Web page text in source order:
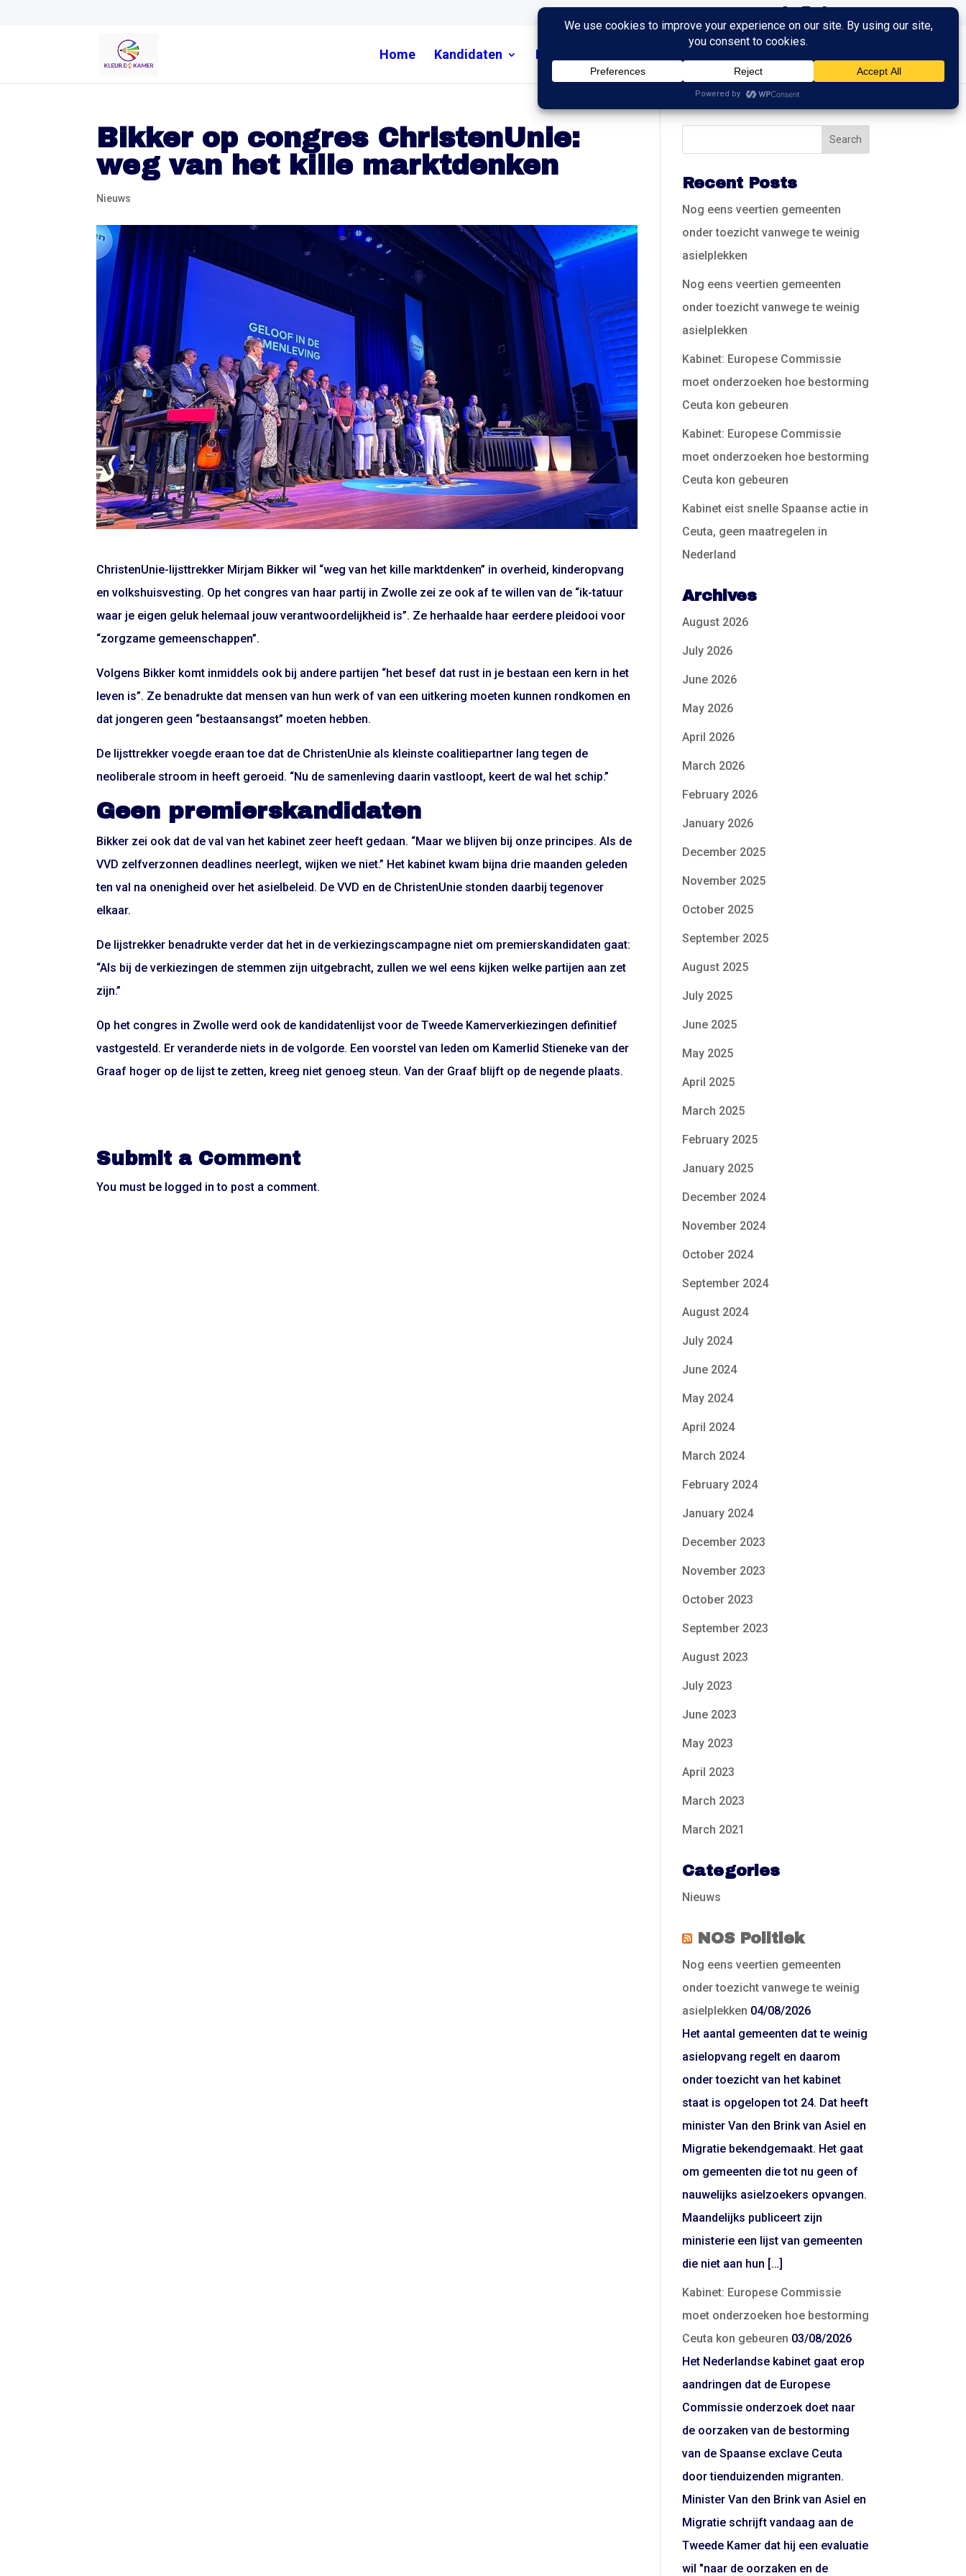
Home Kandidaten Nieuws
Bikker op congres ChristenUnie:
weg van het kille marktdenken
Nieuws
ChristenUnie-lijsttrekker Mirjam Bikker wil “weg van het kille marktdenken” in overheid, kinderopvang
en volkshuisvesting. Op het congres van haar partij in Zwolle zei ze ook af te willen van de “ik-tatuur
waar je eigen geluk helemaal jouw verantwoordelijkheid is”. Ze herhaalde haar eerdere pleidooi voor
“zorgzame gemeenschappen”.
Volgens Bikker komt inmiddels ook bij andere partijen “het besef dat rust in je bestaan een kern in het
leven is”. Ze benadrukte dat mensen van hun werk of van een uitkering moeten kunnen rondkomen en
dat jongeren geen “bestaansangst” moeten hebben.
De lijsttrekker voegde eraan toe dat de ChristenUnie als kleinste coalitiepartner lang tegen de
neoliberale stroom in heeft geroeid. “Nu de samenleving daarin vastloopt, keert de wal het schip.”
Geen premierskandidaten
Bikker zei ook dat de val van het kabinet zeer heeft gedaan. “Maar we blijven bij onze principes. Als de
VVD zelfverzonnen deadlines neerlegt, wijken we niet.” Het kabinet kwam bijna drie maanden geleden
ten val na onenigheid over het asielbeleid. De VVD en de ChristenUnie stonden daarbij tegenover
elkaar.
De lijstrekker benadrukte verder dat het in de verkiezingscampagne niet om premierskandidaten gaat:
“Als bij de verkiezingen de stemmen zijn uitgebracht, zullen we wel eens kijken welke partijen aan zet
zijn.”
Op het congres in Zwolle werd ook de kandidatenlijst voor de Tweede Kamerverkiezingen definitief
vastgesteld. Er veranderde niets in de volgorde. Een voorstel van leden om Kamerlid Stieneke van der
Graaf hoger op de lijst te zetten, kreeg niet genoeg steun. Van der Graaf blijft op de negende plaats.
Submit a Comment
You must be logged in to post a comment.
Recent Posts
Nog eens veertien gemeenten
onder toezicht vanwege te weinig
asielplekken
Nog eens veertien gemeenten
onder toezicht vanwege te weinig
asielplekken
Kabinet: Europese Commissie
moet onderzoeken hoe bestorming
Ceuta kon gebeuren
Kabinet: Europese Commissie
moet onderzoeken hoe bestorming
Ceuta kon gebeuren
Kabinet eist snelle Spaanse actie in
Ceuta, geen maatregelen in
Nederland
Archives
August 2026
July 2026
June 2026
May 2026
April 2026
March 2026
February 2026
January 2026
December 2025
November 2025
October 2025
September 2025
August 2025
July 2025
June 2025
May 2025
April 2025
March 2025
February 2025
January 2025
December 2024
November 2024
October 2024
September 2024
August 2024
July 2024
June 2024
May 2024
April 2024
March 2024
February 2024
January 2024
December 2023
November 2023
October 2023
September 2023
August 2023
July 2023
June 2023
May 2023
April 2023
March 2023
March 2021
Categories
Nieuws
NOS Politiek
Nog eens veertien gemeenten
onder toezicht vanwege te weinig
asielplekken 04/08/2026
Het aantal gemeenten dat te weinig
asielopvang regelt en daarom
onder toezicht van het kabinet
staat is opgelopen tot 24. Dat heeft
minister Van den Brink van Asiel en
Migratie bekendgemaakt. Het gaat
om gemeenten die tot nu geen of
nauwelijks asielzoekers opvangen.
Maandelijks publiceert zijn
ministerie een lijst van gemeenten
die niet aan hun […]
Kabinet: Europese Commissie
moet onderzoeken hoe bestorming
Ceuta kon gebeuren 03/08/2026
Het Nederlandse kabinet gaat erop
aandringen dat de Europese
Commissie onderzoek doet naar
de oorzaken van de bestorming
van de Spaanse exclave Ceuta
door tienduizenden migranten.
Minister Van den Brink van Asiel en
Migratie schrijft vandaag aan de
Tweede Kamer dat hij een evaluatie
wil "naar de oorzaken en de